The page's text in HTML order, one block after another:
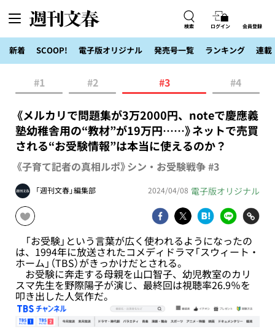
検索 ログイン 会員登録
新着 SCOOP! 電子版オリジナル 発売号一覧 ランキング 連載
#1 #2 #3 #4
《メルカリで問題集が3万2000円、noteで慶應義
塾幼稚舎用の“教材”が19万円……》ネットで売買
される“お受験情報”は本当に使えるのか？
《子育て記者の真相ルポ》シン・お受験戦争 #3
「週刊文春」編集部 2024/04/08 電子版オリジナル
「お受験」という言葉が広く使われるようになったの
は、1994年に放送されたコメディドラマ「スウィート・
ホーム」（TBS）がきっかけだとされる。
お受験に奔走する母親を山口智子、幼児教室のカリ
スマ先生を野際陽子が演じ、最終回は視聴率26.9％を
叩き出した人気作だ。